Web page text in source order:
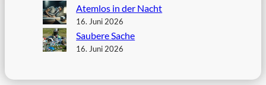
Atemlos in der Nacht
16. Juni 2026
Saubere Sache
16. Juni 2026